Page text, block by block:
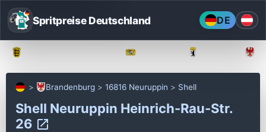
Spritpreise Deutschland DE
Brandenburg 16816 Neuruppin Shell
Shell Neuruppin Heinrich-Rau-Str.
26